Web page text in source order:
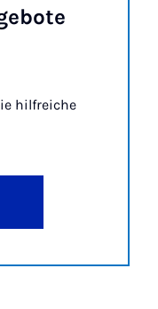
hilfreiche